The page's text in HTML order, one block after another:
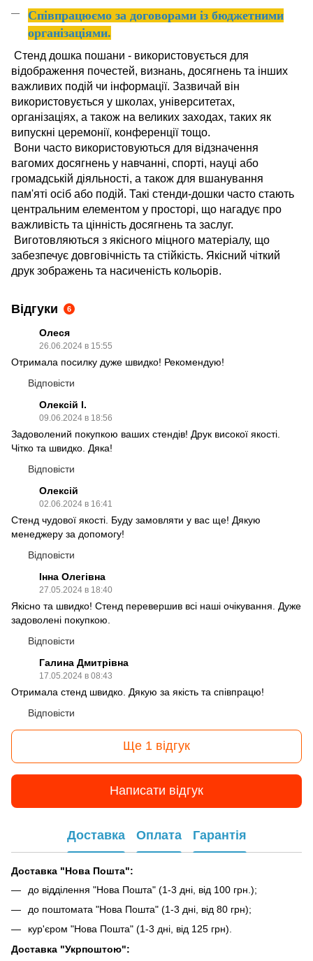
Співпрацюємо за договорами із бюджетними
організаціями.
Стенд дошка пошани - використовується для
відображення почестей, визнань, досягнень та інших
важливих подій чи інформації. Зазвичай він
використовується у школах, університетах,
організаціях, а також на великих заходах, таких як
випускні церемонії, конференції тощо.
Вони часто використовуються для відзначення
вагомих досягнень у навчанні, спорті, науці або
громадській діяльності, а також для вшанування
пам'яті осіб або подій. Такі стенди-дошки часто стають
центральним елементом у просторі, що нагадує про
важливість та цінність досягнень та заслуг.
Виготовляються з якісного міцного матеріалу, що
забезпечує довговічність та стійкість. Якісний чіткий
друк зображень та насиченість кольорів.
Відгуки 6
Олеся
26.06.2024 в 15:55
Отримала посилку дуже швидко! Рекомендую!
Відповісти
Олексій І.
09.06.2024 в 18:56
Задоволений покупкою ваших стендів! Друк високої якості.
Чітко та швидко. Дяка!
Відповісти
Олексій
02.06.2024 в 16:41
Стенд чудової якості. Буду замовляти у вас ще! Дякую
менеджеру за допомогу!
Відповісти
Інна Олегівна
27.05.2024 в 18:40
Якісно та швидко! Стенд перевершив всі наші очікування. Дуже
задоволені покупкою.
Відповісти
Галина Дмитрівна
17.05.2024 в 08:43
Отримала стенд швидко. Дякую за якість та співпрацю!
Відповісти
Ще 1 відгук
Написати відгук
Доставка Оплата Гарантія
Доставка "Нова Пошта":
до відділення "Нова Пошта" (1-3 дні, від 100 грн.);
до поштомата "Нова Пошта" (1-3 дні, від 80 грн);
кур'єром "Нова Пошта" (1-3 дні, від 125 грн).
Доставка "Укрпоштою":